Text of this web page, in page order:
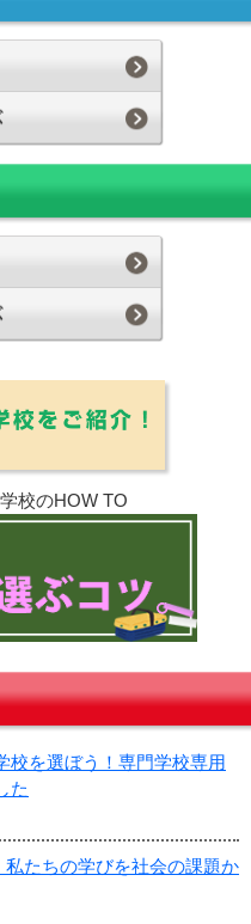
校のHOW TO
校を選ぼう！専門学校専用
た
たちの学びを社会の課題か